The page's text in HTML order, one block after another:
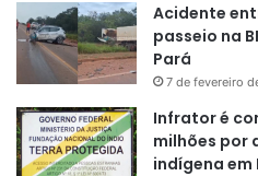
Acidente
passeio na
Pará
7 de fevereiro
Infrator é
milhões por
indígena em